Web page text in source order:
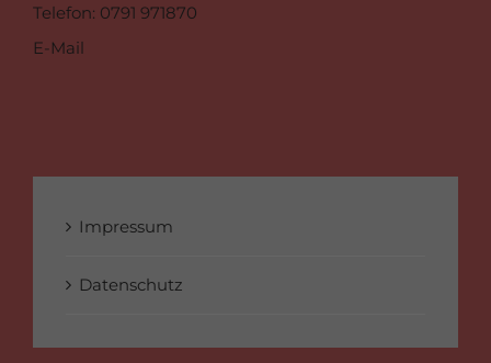
Telefon: 0791 971870
E-Mail
Impressum
Datenschutz